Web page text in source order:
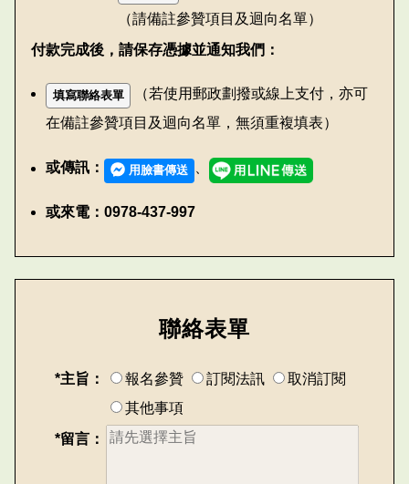
（請備註參贊項目及迴向名單）
付款完成後，請保存憑據並通知我們：
填寫聯絡表單
（若使用郵政劃撥或線上支付，亦可
在備註參贊項目及迴向名單，無須重複填表）
或傳訊： 用臉書傳送 、
或來電：0978-437-997
聯絡表單
*主旨： 報名參贊 訂閱法訊
取消訂閱
其他事項
*留言：